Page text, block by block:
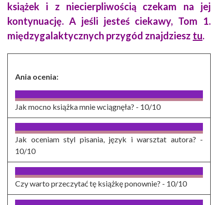
książek i z niecierpliwością czekam na jej
kontynuację. A jeśli jesteś ciekawy, Tom 1.
międzygalaktycznych przygód znajdziesz tu.
Ania ocenia:
Jak mocno książka mnie wciągnęła? - 10/10
Jak oceniam styl pisania, język i warsztat autora? -
10/10
Czy warto przeczytać tę książkę ponownie? - 10/10